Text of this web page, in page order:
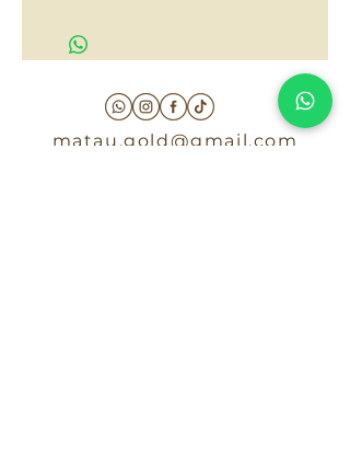
matau.gold@gmail.com